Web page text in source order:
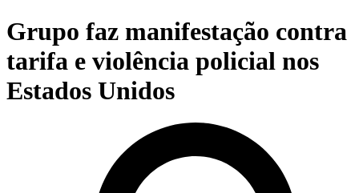
Grupo faz manifestação contra
tarifa e violência policial nos
Estados Unidos